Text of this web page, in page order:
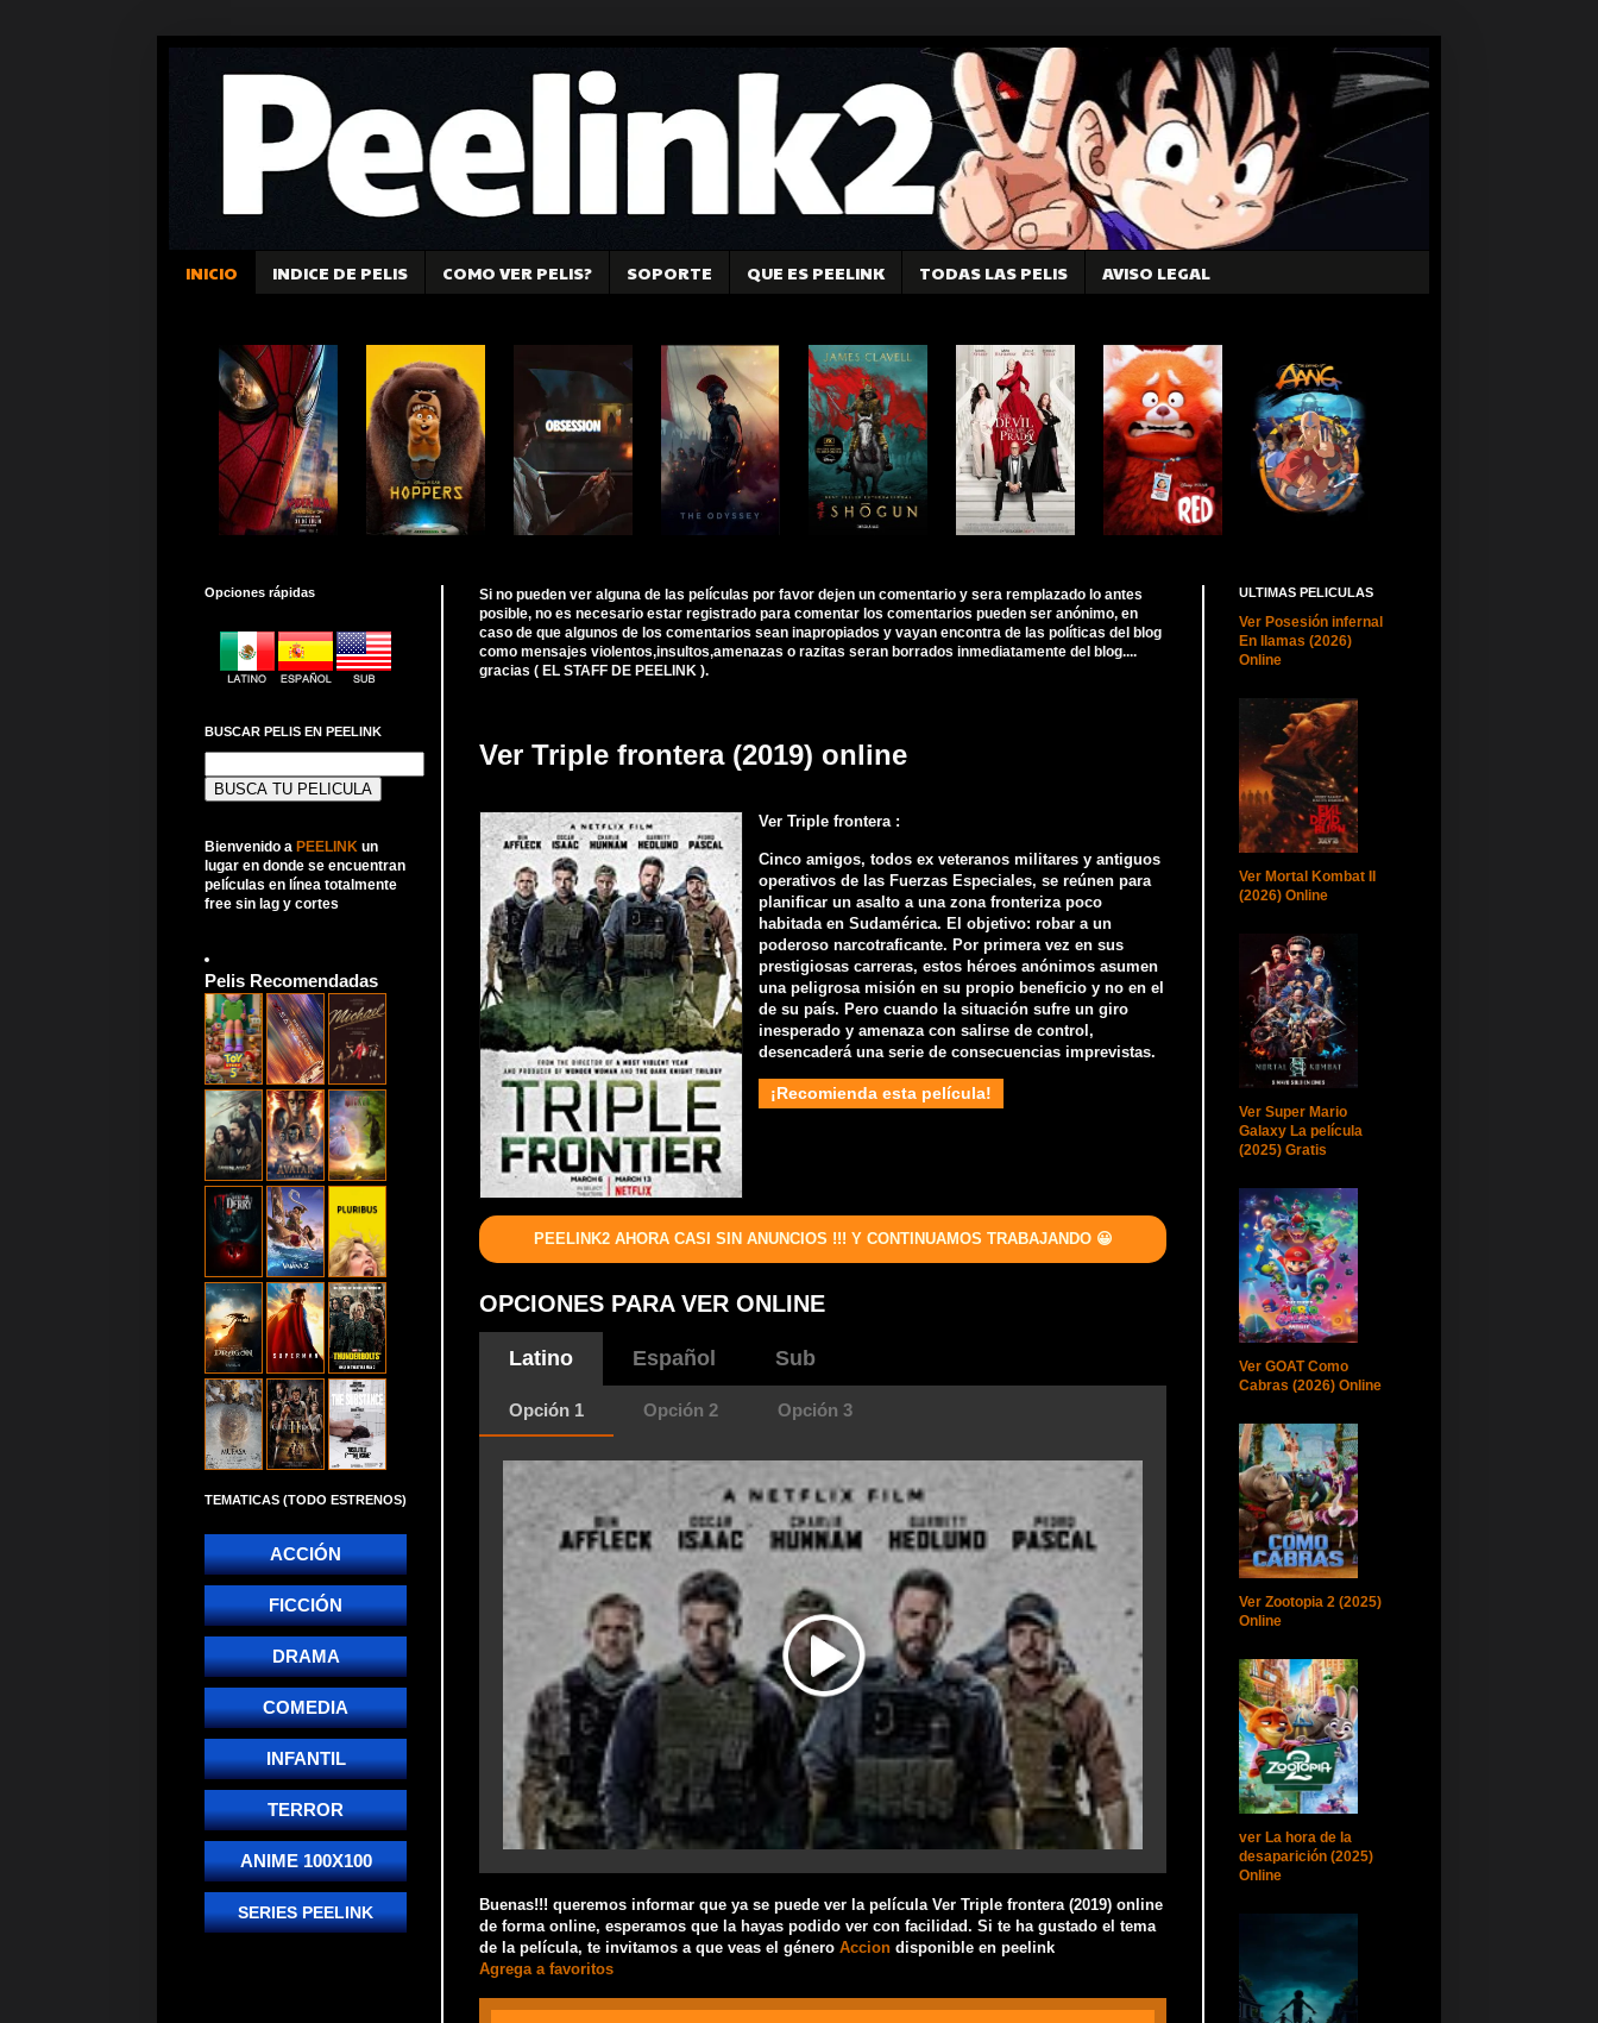
INICIO INDICE DE PELIS COMO VER PELIS? SOPORTE QUE ES PEELINK TODAS LAS PELIS AVISO LEGAL
Si no pueden ver alguna de las películas por favor dejen un comentario y sera remplazado lo antes
posible, no es necesario estar registrado para comentar los comentarios pueden ser anónimo, en
caso de que algunos de los comentarios sean inapropiados y vayan encontra de las políticas del blog
como mensajes violentos,insultos,amenazas o razitas seran borrados inmediatamente del blog....
gracias ( EL STAFF DE PEELINK ).
Ver Triple frontera (2019) online
Ver Triple frontera :
Cinco amigos, todos ex veteranos militares y antiguos
operativos de las Fuerzas Especiales, se reúnen para
planificar un asalto a una zona fronteriza poco
habitada en Sudamérica. El objetivo: robar a un
poderoso narcotraficante. Por primera vez en sus
prestigiosas carreras, estos héroes anónimos asumen
una peligrosa misión en su propio beneficio y no en el
de su país. Pero cuando la situación sufre un giro
inesperado y amenaza con salirse de control,
desencaderá una serie de consecuencias imprevistas.
¡Recomienda esta película!
PEELINK2 AHORA CASI SIN ANUNCIOS !!! Y CONTINUAMOS TRABAJANDO 😀
OPCIONES PARA VER ONLINE
Latino Español Sub
Opción 1 Opción 2 Opción 3
Buenas!!! queremos informar que ya se puede ver la película Ver Triple frontera (2019) online
de forma online, esperamos que la hayas podido ver con facilidad. Si te ha gustado el tema
de la película, te invitamos a que veas el género Accion disponible en peelink
Agrega a favoritos
Opciones rápidas
BUSCAR PELIS EN PEELINK
Bienvenido a PEELINK un
lugar en donde se encuentran
películas en línea totalmente
free sin lag y cortes
Pelis Recomendadas
TEMATICAS (TODO ESTRENOS)
ACCIÓN
FICCIÓN
DRAMA
COMEDIA
INFANTIL
TERROR
ANIME 100X100
SERIES PEELINK
ULTIMAS PELICULAS
Ver Posesión infernal
En llamas (2026)
Online
Ver Mortal Kombat II
(2026) Online
Ver Super Mario
Galaxy La película
(2025) Gratis
Ver GOAT Como
Cabras (2026) Online
Ver Zootopia 2 (2025)
Online
ver La hora de la
desaparición (2025)
Online